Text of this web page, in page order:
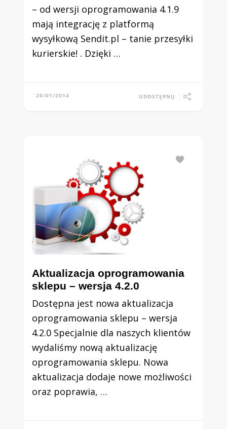
– od wersji oprogramowania 4.1.9
mają integrację z platformą
wysyłkową Sendit.pl – tanie przesyłki
kurierskie! . Dzięki …
20/01/2014 UDOSTĘPNIJ
Aktualizacja oprogramowania
sklepu – wersja 4.2.0
Dostępna jest nowa aktualizacja
oprogramowania sklepu – wersja
4.2.0 Specjalnie dla naszych klientów
wydaliśmy nową aktualizację
oprogramowania sklepu. Nowa
aktualizacja dodaje nowe możliwości
oraz poprawia, …